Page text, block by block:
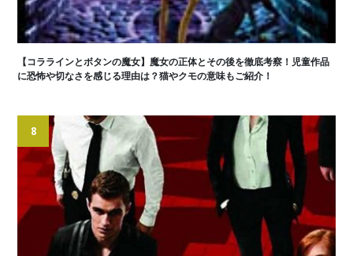
【コララインとボタンの魔女】魔女の正体とその後を徹底考察！児童作品
に恐怖や切なさを感じる理由は？猫やクモの意味もご紹介！
8